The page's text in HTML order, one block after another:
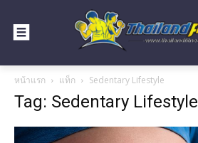
หน้าแรก แท็ก Sedentary Lifestyle
Tag: Sedentary Lifestyle